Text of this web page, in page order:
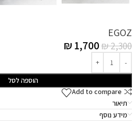
EGOZ
₪2,300
₪ 1,700
הוספה לסל
Add to compare
תיאור
מידע נוסף